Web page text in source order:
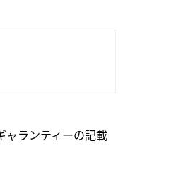
ャランティーの記載